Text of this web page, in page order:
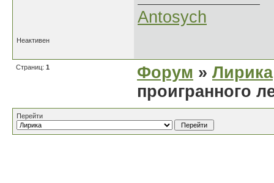
Antosych
Неактивен
Страниц: 1 Форум » Лирика
проигранного
Перейти